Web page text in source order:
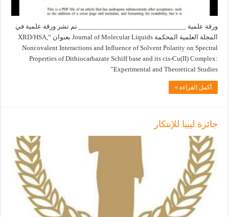
ورقة علمية ______________________________ تم نشر ورقة علمية في
المجلة العلمية المحكمة Journal of Molecular Liquids بعنوان “XRD/HSA,
Noncovalent Interactions and Influence of Solvent Polarity on Spectral
Properties of Dithiocarbazate Schiff base and its cis-Cu(II) Complex:
Experimental and Theoretical Studies”
أكمل القراءة »
جائزة ليبيا للإبتكار